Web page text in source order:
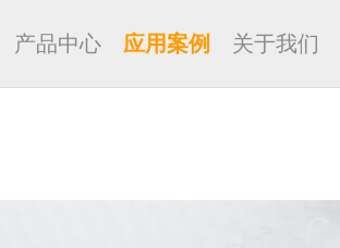
产品中心 应用案例 关于我们